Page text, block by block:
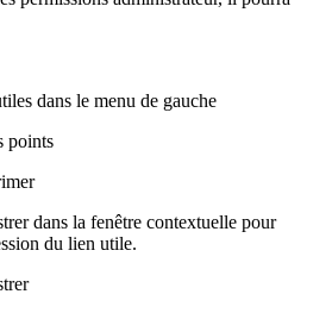
dans le menu de gauche
points
dans la fenêtre contextuelle pour
du lien utile.